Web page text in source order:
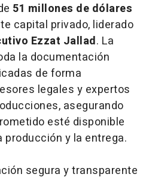
51 millones de dólares
capital privado, liderado
Ezzat Jallad. La
la documentación
de forma
legales y expertos
asegurando
esté disponible
producción y la entrega.
segura y transparente